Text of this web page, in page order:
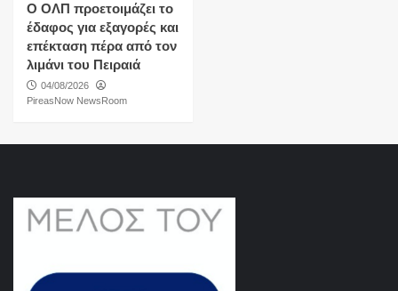
O ΟΛΠ προετοιμάζει το
έδαφος για εξαγορές και
επέκταση πέρα από τον
λιμάνι του Πειραιά
04/08/2026
PireasNow NewsRoom